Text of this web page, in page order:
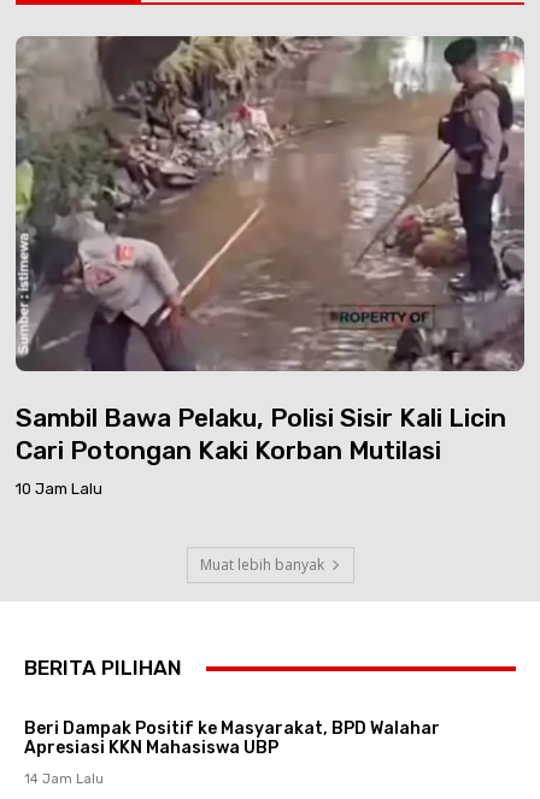
Sambil Bawa Pelaku, Polisi Sisir Kali Licin
Cari Potongan Kaki Korban Mutilasi
10 Jam Lalu
Muat lebih banyak
BERITA PILIHAN
Beri Dampak Positif ke Masyarakat, BPD Walahar
Apresiasi KKN Mahasiswa UBP
14 Jam Lalu